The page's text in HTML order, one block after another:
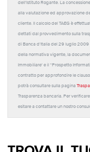
dell'Istituto Rogante. La
alla valutazione ed approvazione
cliente. Il calcolo del TAEG è
dettati dal provvedimento sulla
di Banca d'Italia del 29 luglio 2009
della normativa vigente, la
Immobiliare' e il “Prospetto
contratto per approfondire le
potrà consultare sulla pagina
Trasparenza bancaria. Per
esitare a contattare un nostro